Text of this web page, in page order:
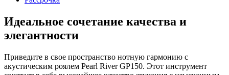
Идеальное сочетание качества и
элегантности
Приведите в свое пространство нотную гармонию с
акустическим роялем Pearl River GP150. Этот инструмент